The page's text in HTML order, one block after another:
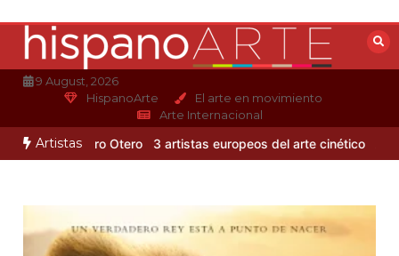
contenido
9 August, 2026
HispanoArte
El arte en movimiento
Arte Internacional
Artistas
de Alejandro Otero 3 artistas europeos del arte cinético Albert